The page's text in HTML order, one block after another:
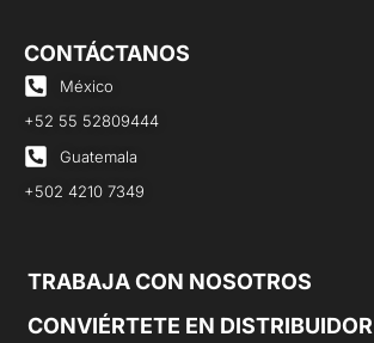
CONTÁCTANOS
México
+52 55 52809444
Guatemala
+502 4210 7349
TRABAJA CON NOSOTROS
CONVIÉRTETE EN DISTRIBUIDOR